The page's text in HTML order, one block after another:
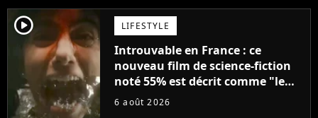
player2 LIFESTYLE
Introuvable en France : ce
nouveau film de science-fiction
noté 55% est décrit comme "le
plus stupide de l'année"
6 août 2026